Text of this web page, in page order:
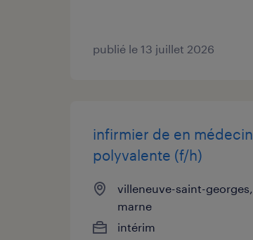
publié le 13 juillet 2026
infirmier de en
polyvalente (f/h)
villeneuve-saint-
marne
intérim